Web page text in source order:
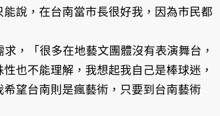
說，在台南當市長很好我，因為市民都
，「很多在地藝文團體沒有表演舞台，
也不能理解，我想起我自己是棒球迷，
望台南則是瘋藝術，只要到台南藝術